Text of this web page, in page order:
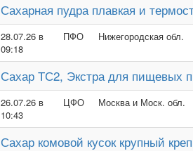
Сахарная пудра плавкая и
28.07.26 в
09:18
ПФО Нижегородская обл.
Сахар ТС2, Экстра для пищевых
26.07.26 в
10:43
ЦФО Москва и Моск. обл.
Сахар комовой кусок крупный